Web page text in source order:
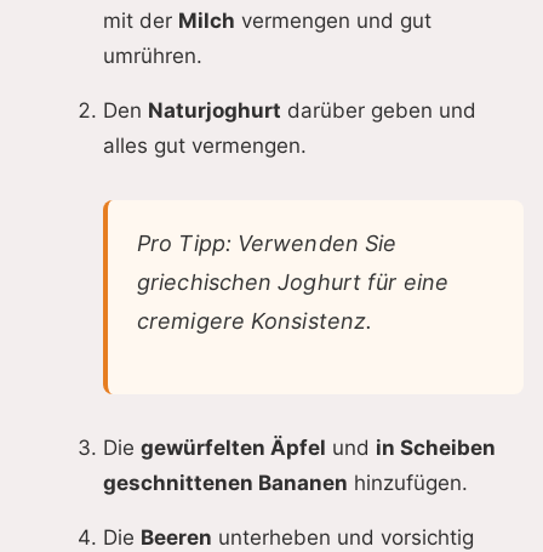
mit der Milch vermengen und gut
umrühren.
Den Naturjoghurt darüber geben und
alles gut vermengen.
Pro Tipp: Verwenden Sie
griechischen Joghurt für eine
cremigere Konsistenz.
Die gewürfelten Äpfel und in Scheiben
geschnittenen Bananen hinzufügen.
Die Beeren unterheben und vorsichtig